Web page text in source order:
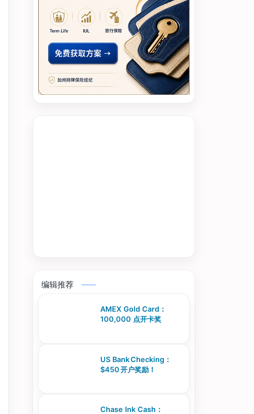
编辑推荐
AMEX Gold Card：
100,000 点开卡奖
US Bank Checking：
$450 开户奖励！
Chase Ink Cash：